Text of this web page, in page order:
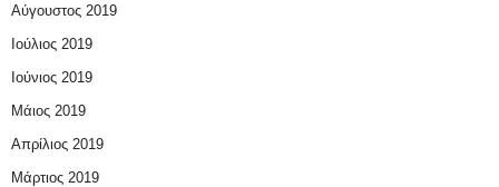
Αύγουστος 2019
Ιούλιος 2019
Ιούνιος 2019
Μάιος 2019
Απρίλιος 2019
Μάρτιος 2019